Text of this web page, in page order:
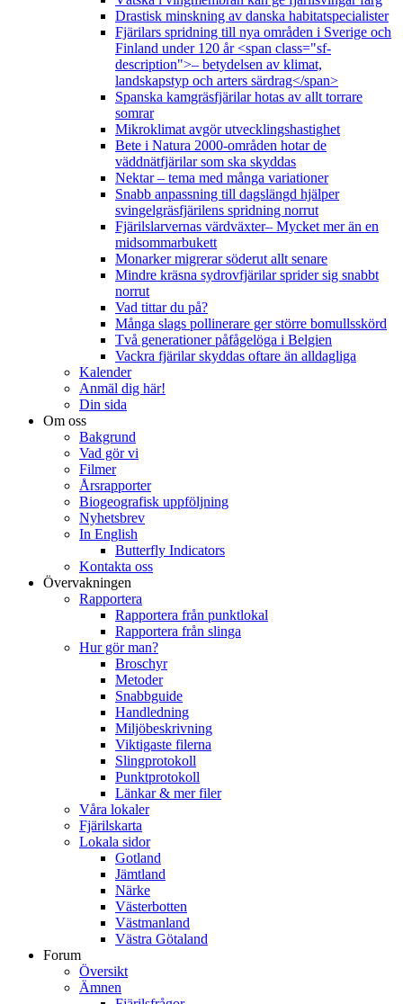
Drastisk minskning av danska habitatspecialister
Fjärilars spridning till nya områden i Sverige och
Finland under 120 år <span class="sf-
description">– betydelsen av klimat,
landskapstyp och arters särdrag</span>
Spanska kamgräsfjärilar hotas av allt torrare
somrar
Mikroklimat avgör utvecklingshastighet
Bete i Natura 2000-områden hotar de
väddnätfjärilar som ska skyddas
Nektar – tema med många variationer
Snabb anpassning till dagslängd hjälper
svingelgräsfjärilens spridning norrut
Fjärilslarvernas värdväxter– Mycket mer än en
midsommarbukett
Monarker migrerar söderut allt senare
Mindre kräsna sydrovfjärilar sprider sig snabbt
norrut
Vad tittar du på?
Många slags pollinerare ger större bomullsskörd
Två generationer påfågelöga i Belgien
Vackra fjärilar skyddas oftare än alldagliga
Kalender
Anmäl dig här!
Din sida
Om oss
Bakgrund
Vad gör vi
Filmer
Årsrapporter
Biogeografisk uppföljning
Nyhetsbrev
In English
Butterfly Indicators
Kontakta oss
Övervakningen
Rapportera
Rapportera från punktlokal
Rapportera från slinga
Hur gör man?
Broschyr
Metoder
Snabbguide
Handledning
Miljöbeskrivning
Viktigaste filerna
Slingprotokoll
Punktprotokoll
Länkar & mer filer
Våra lokaler
Fjärilskarta
Lokala sidor
Gotland
Jämtland
Närke
Västerbotten
Västmanland
Västra Götaland
Forum
Översikt
Ämnen